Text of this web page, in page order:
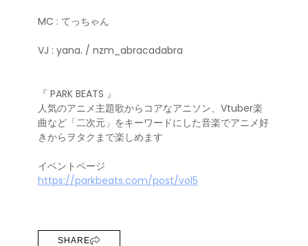
MC : てっちゃん
VJ : yana. / nzm_abracadabra
『 PARK BEATS 』
人気のアニメ主題歌からコアなアニソン、Vtuber楽
曲など「二次元」をキーワードにした音楽でアニメ好
きからヲタクまで楽しめます
イベントページ
https://parkbeats.com/post/vol5
SHARE